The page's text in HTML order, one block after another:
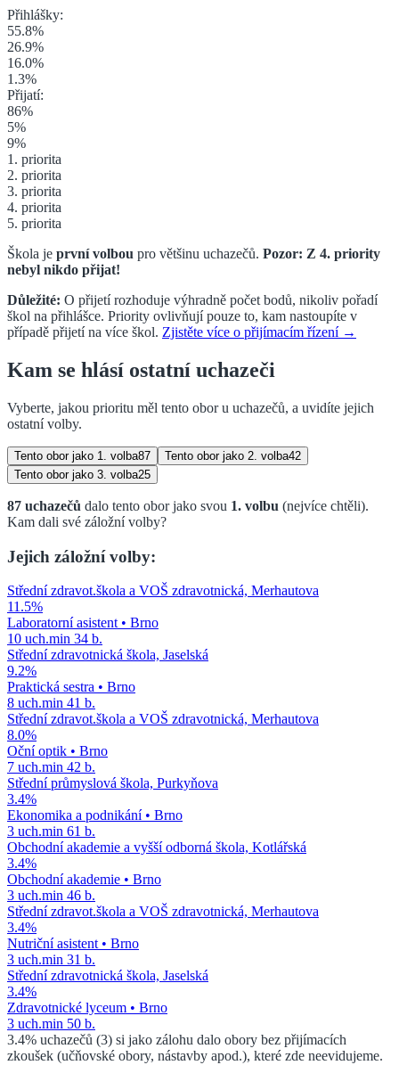
Přihlášky:
55.8%
26.9%
16.0%
1.3%
Přijatí:
86%
5%
9%
1. priorita
2. priorita
3. priorita
4. priorita
5. priorita
Škola je první volbou pro většinu uchazečů. Pozor: Z 4. priority
nebyl nikdo přijat!
Důležité: O přijetí rozhoduje výhradně počet bodů, nikoliv pořadí
škol na přihlášce. Priority ovlivňují pouze to, kam nastoupíte v
případě přijetí na více škol. Zjistěte více o přijímacím řízení →
Kam se hlásí ostatní uchazeči
Vyberte, jakou prioritu měl tento obor u uchazečů, a uvidíte jejich
ostatní volby.
Tento obor jako 1. volba87 Tento obor jako 2. volba42
Tento obor jako 3. volba25
87 uchazečů dalo tento obor jako svou 1. volbu (nejvíce chtěli).
Kam dali své záložní volby?
Jejich záložní volby:
Střední zdravot.škola a VOŠ zdravotnická, Merhautova
11.5%
Laboratorní asistent• Brno
10 uch.min 34 b.
Střední zdravotnická škola, Jaselská
9.2%
Praktická sestra • Brno
8 uch.min 41 b.
Střední zdravot.škola a VOŠ zdravotnická, Merhautova
8.0%
Oční optik • Brno
7 uch.min 42 b.
Střední průmyslová škola, Purkyňova
3.4%
Ekonomika a podnikání• Brno
3 uch.min 61 b.
Obchodní akademie a vyšší odborná škola, Kotlářská
3.4%
Obchodní akademie • Brno
3 uch.min 46 b.
Střední zdravot.škola a VOŠ zdravotnická, Merhautova
3.4%
Nutriční asistent• Brno
3 uch.min 31 b.
Střední zdravotnická škola, Jaselská
3.4%
Zdravotnické lyceum • Brno
3 uch.min 50 b.
3.4% uchazečů (3) si jako zálohu dalo obory bez přijímacích
zkoušek (učňovské obory, nástavby apod.), které zde neevidujeme.